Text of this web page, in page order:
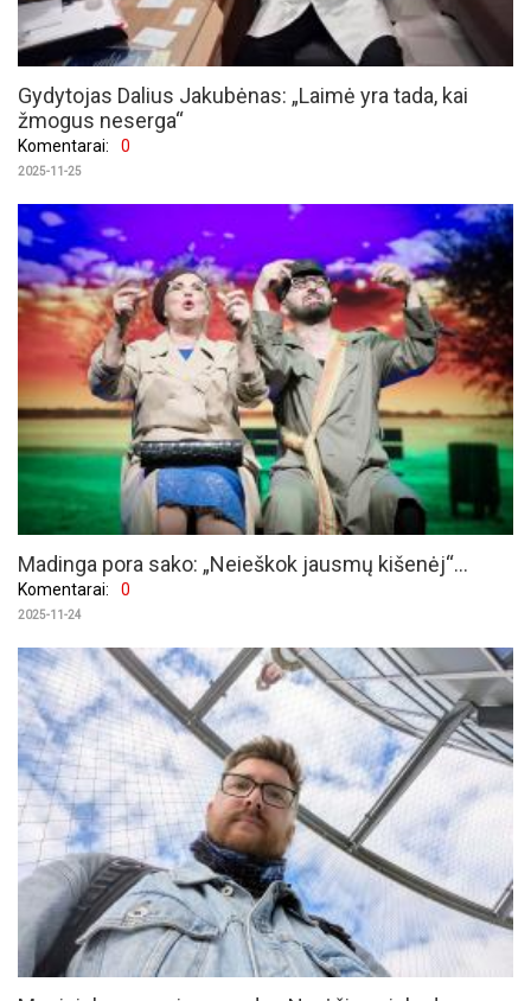
Gydytojas Dalius Jakubėnas: „Laimė yra tada, kai
žmogus neserga“
Komentarai: 0
2025-11-25
Madinga pora sako: „Neieškok jausmų kišenėj“...
Komentarai: 0
2025-11-24